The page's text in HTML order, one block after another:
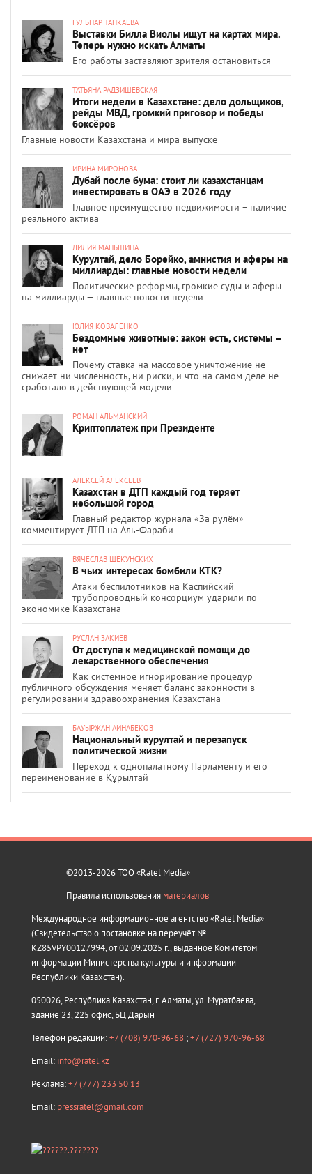
ГУЛЬНАР ТАНКАЕВА
Выставки Билла Виолы ищут на картах мира.
Теперь нужно искать Алматы
Его работы заставляют зрителя остановиться
ТАТЬЯНА РАДЗИШЕВСКАЯ
Итоги недели в Казахстане: дело дольщиков,
рейды МВД, громкий приговор и победы
боксёров
Главные новости Казахстана и мира выпуске
ИРИНА МИРОНОВА
Дубай после бума: стоит ли казахстанцам
инвестировать в ОАЭ в 2026 году
Главное преимущество недвижимости – наличие
реального актива
ЛИЛИЯ МАНЬШИНА
Курултай, дело Борейко, амнистия и аферы на
миллиарды: главные новости недели
Политические реформы, громкие суды и аферы
на миллиарды — главные новости недели
ЮЛИЯ КОВАЛЕНКО
Бездомные животные: закон есть, системы –
нет
Почему ставка на массовое уничтожение не
снижает ни численность, ни риски, и что на самом деле не
сработало в действующей модели
РОМАН АЛЬМАНСКИЙ
Криптоплатеж при Президенте
АЛЕКСЕЙ АЛЕКСЕЕВ
Казахстан в ДТП каждый год теряет
небольшой город
Главный редактор журнала «За рулём»
комментирует ДТП на Аль-Фараби
ВЯЧЕСЛАВ ЩЕКУНСКИХ
В чьих интересах бомбили КТК?
Атаки беспилотников на Каспийский
трубопроводный консорциум ударили по
экономике Казахстана
РУСЛАН ЗАКИЕВ
От доступа к медицинской помощи до
лекарственного обеспечения
Как системное игнорирование процедур
публичного обсуждения меняет баланс законности в
регулировании здравоохранения Казахстана
БАУЫРЖАН АЙНАБЕКОВ
Национальный курултай и перезапуск
политической жизни
Переход к однопалатному Парламенту и его
переименование в Құрылтай
©2013-2026 ТОО «Ratel Media»
Правила использования материалов
Международное информационное агентство «Ratel Media»
(Свидетельство о постановке на переучёт №
KZ85VPY00127994, от 02.09.2025 г., выданное Комитетом
информации Министерства культуры и информации
Республики Казахстан).
050026, Республика Казахстан, г. Алматы, ул. Муратбаева,
здание 23, 225 офис, БЦ Дарын
Телефон редакции:+7 (708) 970-96-68 ;+7 (727) 970-96-68
Email: info@ratel.kz
Реклама:+7 (777) 233 50 13
Email: pressratel@gmail.com